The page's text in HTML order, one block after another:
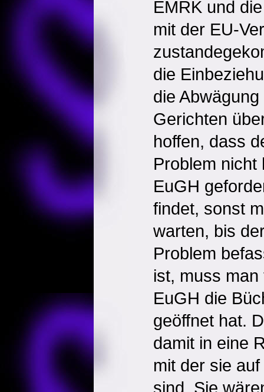
EMRK und
mit der EU-
die
die
Gerichten
hoffen, dass
Problem nicht
EuGH
findet, sonst
warten, bis
Problem
ist, muss
EuGH die
geöffnet hat.
damit in eine
mit der sie
sind. Sie